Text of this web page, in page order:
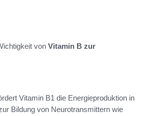
von Vitamin B zur
Vitamin B1 die Energieproduktion in
Bildung von Neurotransmittern wie